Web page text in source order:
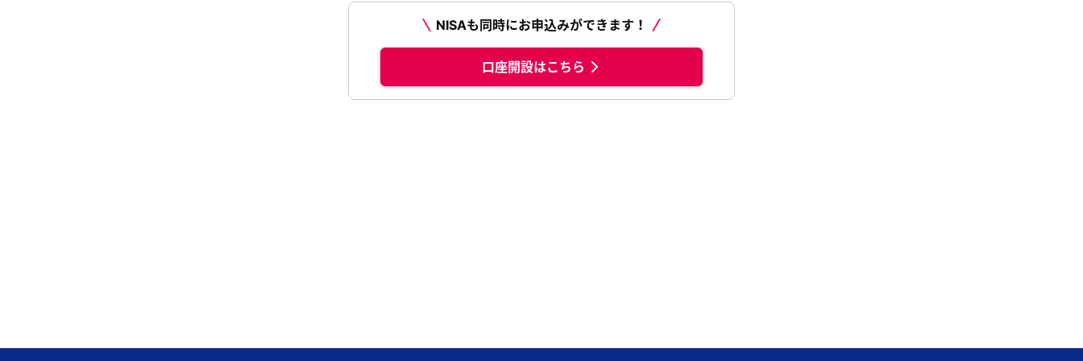
NISAも同時にお申込みができます！
口座開設はこちら